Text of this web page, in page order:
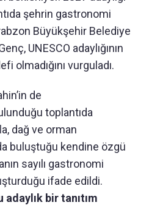
şehrin gastronomi
Büyükşehir Belediye
UNESCO adaylığının
olmadığını vurguladı.
de
toplantıda
dağ ve orman
buluştuğu kendine özgü
sayılı gastronomi
ifade edildi.
adaylık bir tanıtım